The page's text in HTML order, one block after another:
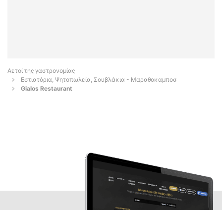
Αετοί της γαστρονομίας
Εστιατόρια, Ψητοπωλεία, Σουβλάκια - Μαραθοκαμποσ
Gialos Restaurant